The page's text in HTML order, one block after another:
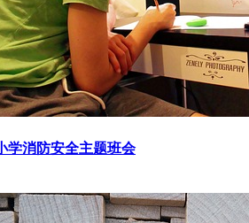
学消防安全主题班会